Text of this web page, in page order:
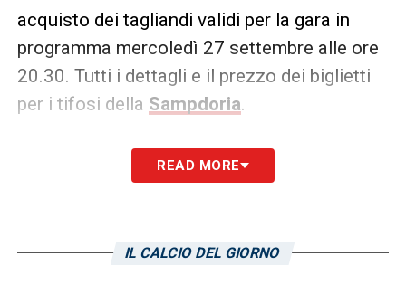
acquisto dei tagliandi validi per la gara in
programma mercoledì 27 settembre alle ore
20.30. Tutti i dettagli e il prezzo dei biglietti
per i tifosi della Sampdoria.
COMUNICATO– «Si comunica che dalle ore
14:00 di oggi, giovedì 21 settembre, sono in
programma mercoledì 27 settembre alle ore
READ MORE
IL CALCIO DEL GIORNO